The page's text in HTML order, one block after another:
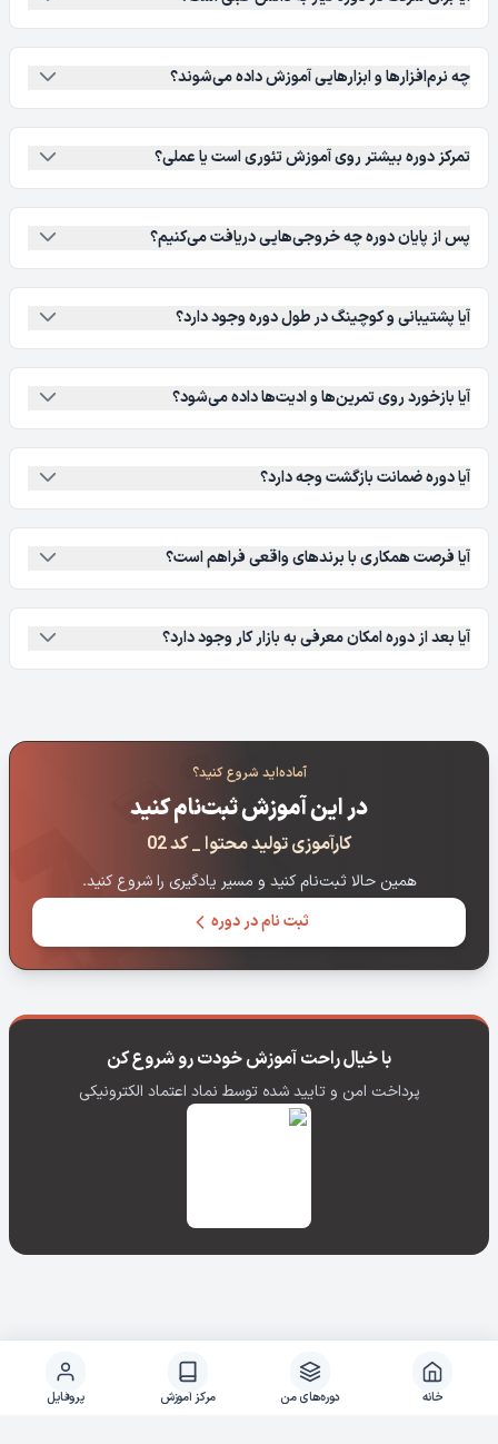
چه نرم‌افزارها و ابزارهایی آموزش داده می‌شوند؟
تمرکز دوره بیشتر روی آموزش تئوری است یا عملی؟
پس از پایان دوره چه خروجی‌هایی دریافت می‌کنیم؟
آیا پشتیبانی و کوچینگ در طول دوره وجود دارد؟
آیا بازخورد روی تمرین‌ها و ادیت‌ها داده می‌شود؟
آیا دوره ضمانت بازگشت وجه دارد؟
آیا فرصت همکاری با برندهای واقعی فراهم است؟
آیا بعد از دوره امکان معرفی به بازار کار وجود دارد؟
آماده‌اید شروع کنید؟
در این آموزش ثبت‌نام کنید
کارآموزی تولید محتوا _ کد 02
همین حالا ثبت‌نام کنید و مسیر یادگیری را شروع کنید.
ثبت نام در دوره
با خیال راحت آموزش خودت رو شروع کن
پرداخت امن و تایید شده توسط نماد اعتماد الکترونیکی
خانه دوره‌های من مرکز آموزش پروفایل